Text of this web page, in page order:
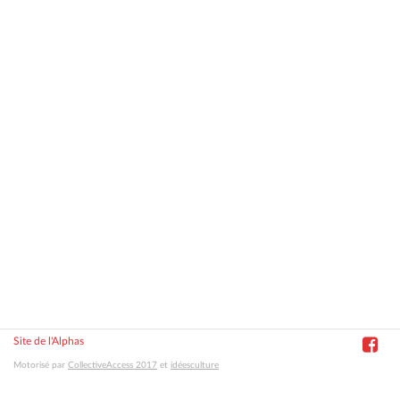
Site de l'Alphas
Motorisé par CollectiveAccess 2017 et idéesculture